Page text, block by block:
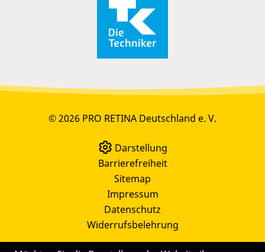
© 2026 PRO RETINA Deutschland e. V.
Darstellung
Barrierefreiheit
Sitemap
Impressum
Datenschutz
Widerrufsbelehrung